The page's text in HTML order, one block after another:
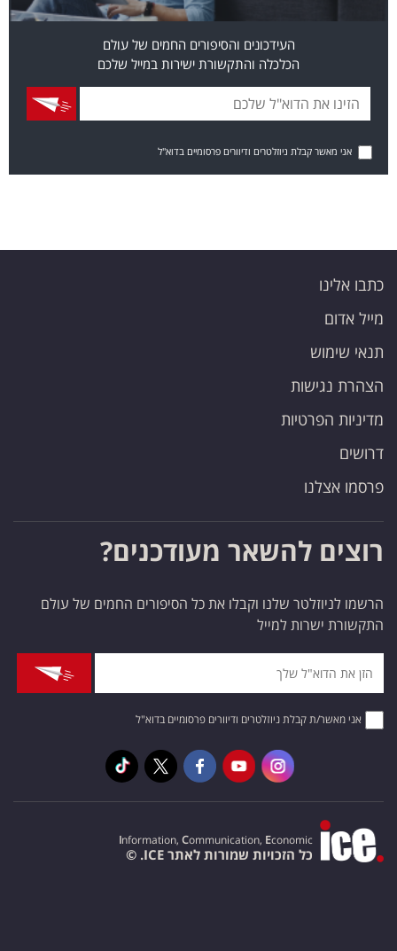
העידכונים והסיפורים החמים של עולם
הכלכלה והתקשורת ישירות במייל שלכם
אני מאשר קבלת ניוזלטרים ודיוורים פרסומיים בדוא"ל
כתבו אלינו
מייל אדום
תנאי שימוש
הצהרת נגישות
מדיניות הפרטיות
דרושים
פרסמו אצלנו
רוצים להשאר מעודכנים?
הרשמו לניוזלטר שלנו וקבלו את כל הסיפורים החמים של עולם
התקשורת ישרות למייל
אני מאשר/ת קבלת ניוזלטרים ודיוורים פרסומיים בדוא"ל
Information, Communication, Economic
כל הזכויות שמורות לאתר ICE. ©